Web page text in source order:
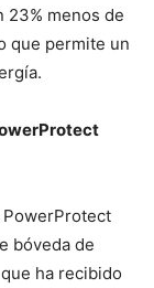
23% menos de
que permite un
PowerProtect
bóveda de
ha recibido